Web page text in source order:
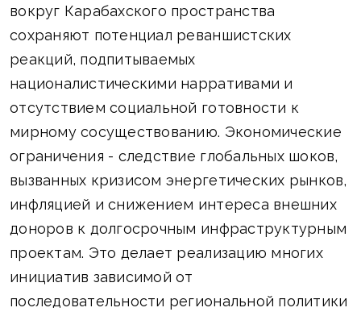
вокруг Карабахского пространства
сохраняют потенциал реваншистских
реакций, подпитываемых
националистическими нарративами и
отсутствием социальной готовности к
мирному сосуществованию. Экономические
ограничения - следствие глобальных шоков,
вызванных кризисом энергетических рынков,
инфляцией и снижением интереса внешних
доноров к долгосрочным инфраструктурным
проектам. Это делает реализацию многих
инициатив зависимой от
последовательности региональной политики